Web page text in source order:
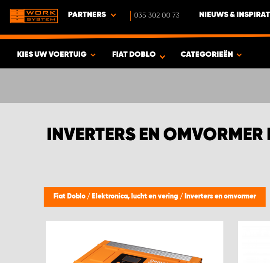
PARTNERS 035 302 00 73 NIEUWS &
KIES UW VOERTUIG
PRODUCTEN
FIAT DOBLO CATEGORIEËN
INVERTERS EN
Fiat Doblo / Elektronica, lucht en vering / Inverters en omvormer